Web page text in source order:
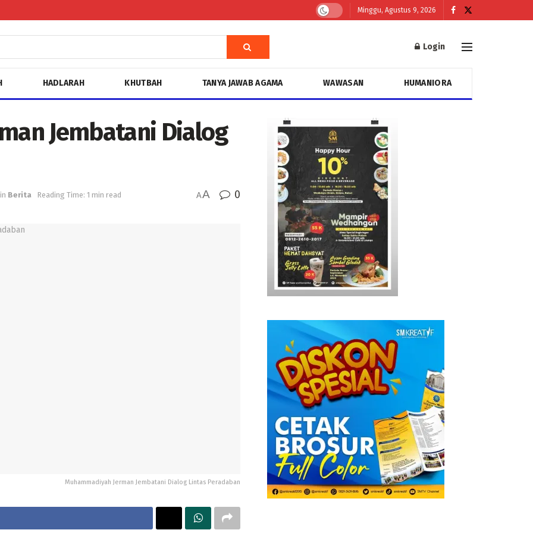
Minggu, Agustus 9, 2026
Login
HADLARAH KHUTBAH TANYA JAWAB AGAMA WAWASAN HUMANIORA
Jembatani Dialog
in Berita Reading Time: 1 min read AA 0
Muhammadiyah Jerman Jembatani Dialog Lintas Peradaban